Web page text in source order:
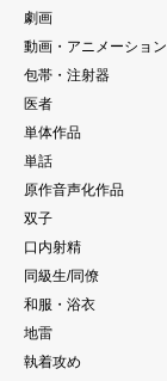
劇画
動画・アニメーション
包帯・注射器
医者
単体作品
単話
原作音声化作品
双子
口内射精
同級生/同僚
和服・浴衣
地雷
執着攻め